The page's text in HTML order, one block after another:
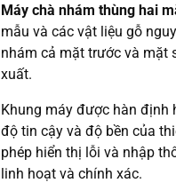
Máy chà nhám thùng hai
mẫu và các vật liệu gỗ
nhám cả mặt trước và mặt
xuất.
Khung máy được hàn định
độ tin cậy và độ bền của
phép hiển thị lỗi và nhập
linh hoạt và chính xác.